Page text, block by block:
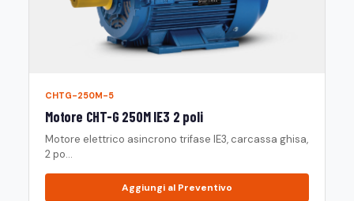
CHTG-250M-5
Motore CHT-G 250M IE3 2 poli
Motore elettrico asincrono trifase IE3, carcassa ghisa,
2 po...
Aggiungi al Preventivo